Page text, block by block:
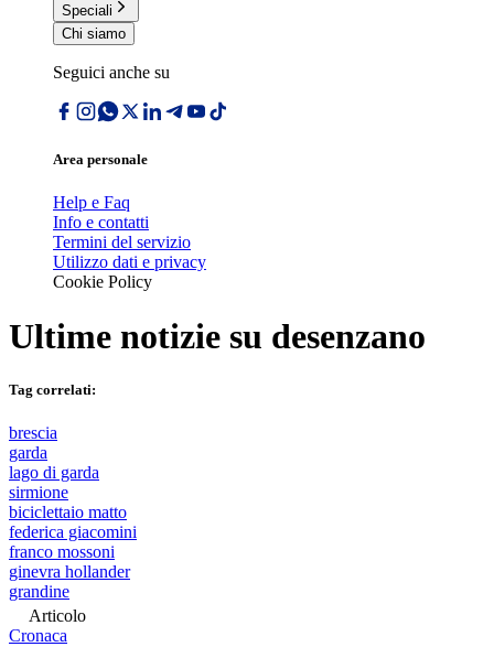
Speciali
Chi siamo
Seguici anche su
Area personale
Help e Faq
Info e contatti
Termini del servizio
Utilizzo dati e privacy
Cookie Policy
Ultime notizie su desenzano
Tag correlati:
brescia
garda
lago di garda
sirmione
biciclettaio matto
federica giacomini
franco mossoni
ginevra hollander
grandine
Articolo
Cronaca